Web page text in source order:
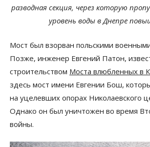
разводная секция, через которую
уровень воды в Днепре
Мост был взорван польскими
Позже, инженер Евгений Патон,
строительством Моста влюбленных в
здесь мост имени Евгении Бош,
на уцелевших опорах Николаевского
Однако он был уничтожен во время
войны.